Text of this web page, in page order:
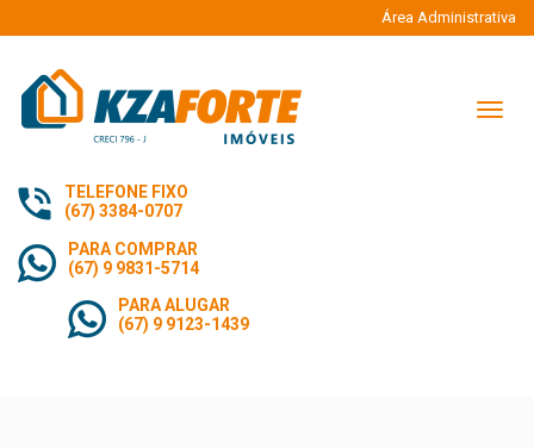
Área Administrativa
TELEFONE FIXO
(67) 3384-0707
PARA COMPRAR
(67) 9 9831-5714
PARA ALUGAR
(67) 9 9123-1439